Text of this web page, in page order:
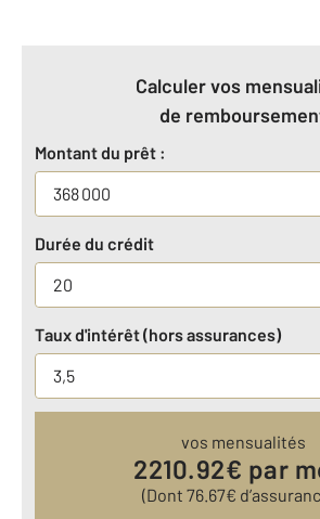
Calculer vos
de
Montant du prêt :
Durée du crédit
Taux d'intérêt (hors assurances)
vos mensualités
2210.92€ par
(Dont 76.67€